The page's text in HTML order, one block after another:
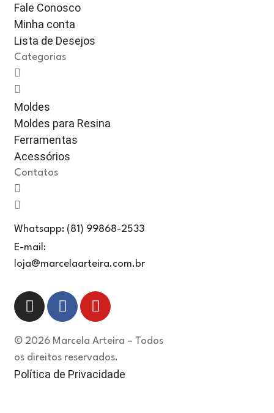
Fale Conosco
Minha conta
Lista de Desejos
Categorias
Moldes
Moldes para Resina
Ferramentas
Acessórios
Contatos
Whatsapp: (81) 99868-2533
E-mail:
loja@marcelaarteira.com.br
© 2026 Marcela Arteira – Todos
os direitos reservados.
Política de Privacidade